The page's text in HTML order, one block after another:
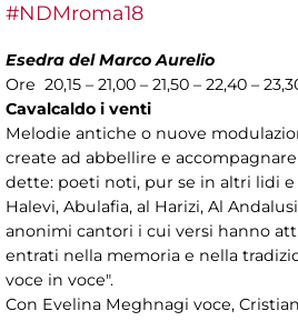
#NDMroma18
Esedra del Marco Aurelio
Ore 20,15 – 21,00 – 21,50 – 22,40 –
Cavalcaldo i venti
Melodie antiche o nuove
create ad abbellire e
dette: poeti noti, pur se in altri lidi
Halevi, Abulafia, al Harizi, Al
anonimi cantori i cui versi hanno
entrati nella memoria e nella
voce in voce".
Con Evelina Meghnagi voce,